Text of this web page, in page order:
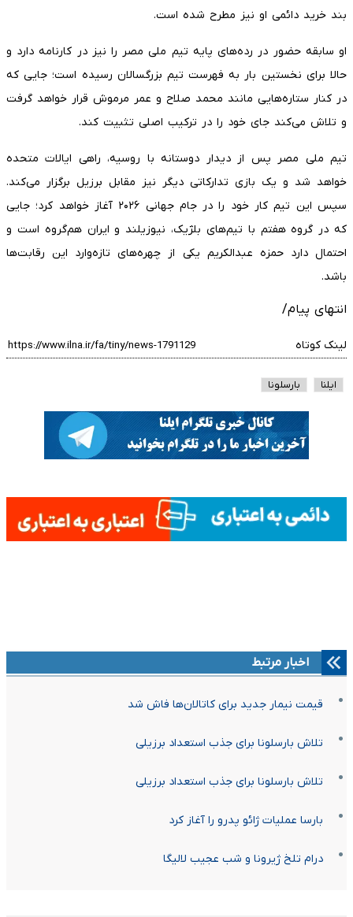
بند خرید دائمی او نیز مطرح شده است.
او سابقه حضور در رده‌های پایه تیم ملی مصر را نیز در کارنامه دارد و
حالا برای نخستین بار به فهرست تیم بزرگسالان رسیده است؛ جایی که
در کنار ستاره‌هایی مانند محمد صلاح و عمر مرموش قرار خواهد گرفت
و تلاش می‌کند جای خود را در ترکیب اصلی تثبیت کند.
تیم ملی مصر پس از دیدار دوستانه با روسیه، راهی ایالات متحده
خواهد شد و یک بازی تدارکاتی دیگر نیز مقابل برزیل برگزار می‌کند.
سپس این تیم کار خود را در جام جهانی ۲۰۲۶ آغاز خواهد کرد؛ جایی
که در گروه هفتم با تیم‌های بلژیک، نیوزیلند و ایران هم‌گروه است و
احتمال دارد حمزه عبدالکریم یکی از چهره‌های تازه‌وارد این رقابت‌ها
باشد.
انتهای پیام/
لینک کوتاه
ایلنا بارسلونا
اخبار مرتبط
قیمت نیمار جدید برای کاتالان‌ها فاش شد
تلاش بارسلونا برای جذب استعداد برزیلی
تلاش بارسلونا برای جذب استعداد برزیلی
بارسا عملیات ژائو پدرو را آغاز کرد
درام تلخ ژیرونا و شب عجیب لالیگا